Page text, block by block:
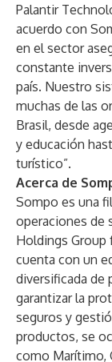
Palantir
acuerdo con
en el sector
constante
país. Nuestro
muchas de las
Brasil, desde
y educación
turístico”.
Acerca de
Sompo es una
operaciones de
Holdings Group
cuenta con un
diversificada de
garantizar la
seguros y
productos, se
como Marítimo,